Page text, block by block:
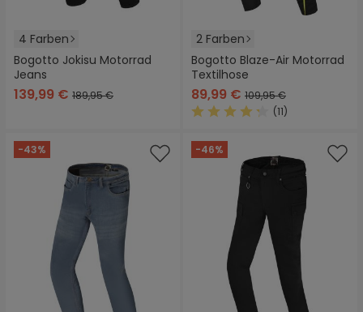
4 Farben
Bogotto Jokisu Motorrad
Jeans
139,99 € 189,95 €
2 Farben
Bogotto Blaze-Air Motorrad
Textilhose
89,99 € 109,95 €
(11)
-43% -46%